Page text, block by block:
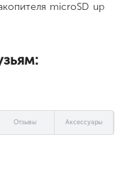
microSD up
Отзывы Аксессуары